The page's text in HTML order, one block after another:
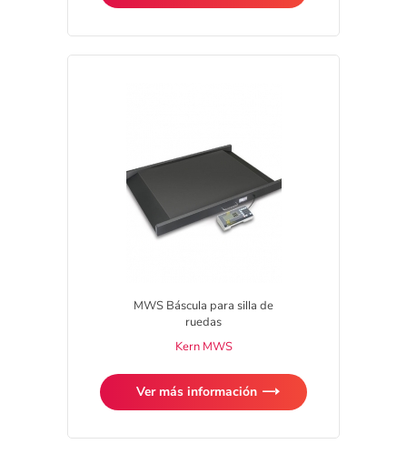
MWS Báscula para silla de
ruedas
Kern MWS
Ver más información